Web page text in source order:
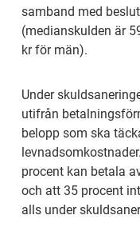
samband med
(medianskulden är
kr för män).
Under
utifrån
belopp som ska
procent kan betala
och att 35 procent
alls under